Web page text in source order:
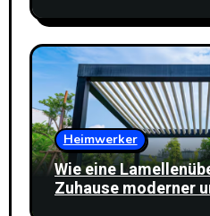
Heimwerker
Wie eine
Zuhause moderner